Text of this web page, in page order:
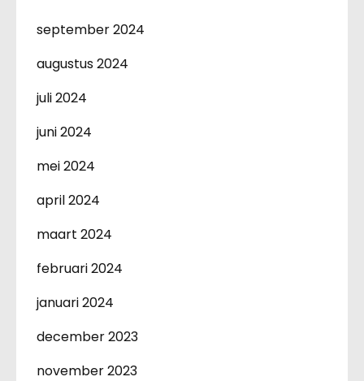
september 2024
augustus 2024
juli 2024
juni 2024
mei 2024
april 2024
maart 2024
februari 2024
januari 2024
december 2023
november 2023